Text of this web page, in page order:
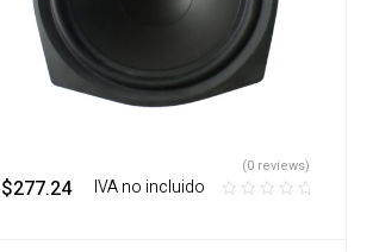
$277.24 ‎ ‎ ‎ IVA no incluido
(0 reviews)